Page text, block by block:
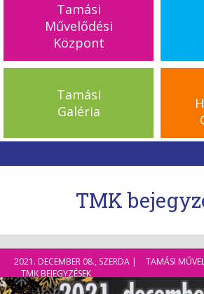
Tamási
Művelődési
Központ
Tamási
Galéria
TMK
2021. DECEMBER 08., SZERDA | TAMÁSI
TMK BEJEGYZÉSEK